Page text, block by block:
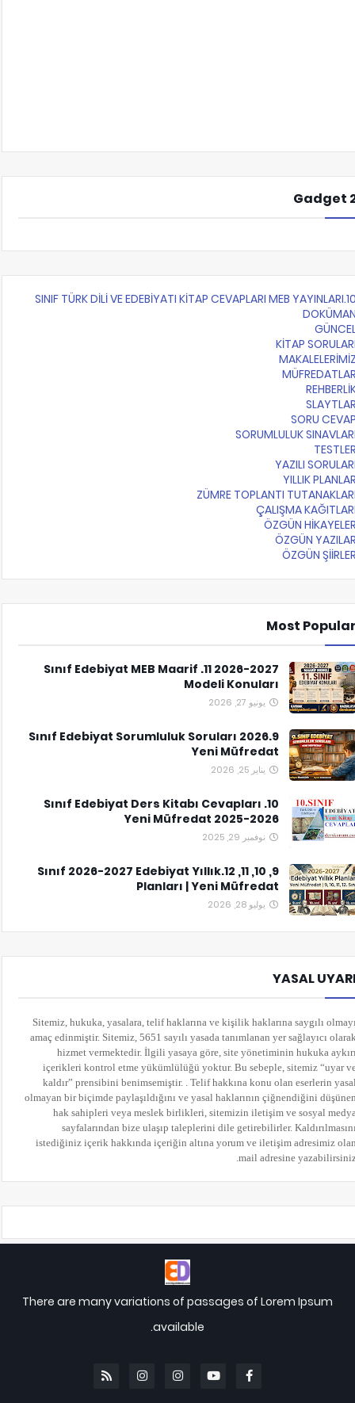
Gadget
10.SINIF TÜRK DİLİ VE EDEBİYATI KİTAP
KİTAP
SORU
SORUMLULUK
YAZILI
YILLIK
ZÜMRE TOPLANTI
ÇALIŞMA
ÖZGÜN
ÖZGÜN
ÖZGÜN
Most
2026-2027 11. Sınıf Edebiyat MEB Maarif
Modeli Konuları
يونيو 27, 2026
9.Sınıf Edebiyat Sorumluluk Soruları 2026
Yeni Müfredat
يناير 25, 2026
10. Sınıf Edebiyat Ders Kitabı Cevapları
Yeni Müfredat 2025-2026
نوفمبر 29, 2025
9, 10, 11, 12.Sınıf 2026-2027 Edebiyat Yıllık
Planları | Yeni Müfredat
يوليو 28, 2026
YASAL
Sitemiz, hukuka, yasalara, telif haklarına ve kişilik haklarına saygılı
amaç edinmiştir. Sitemiz, 5651 sayılı yasada tanımlanan yer sağlayıcı
hizmet vermektedir. İlgili yasaya göre, site yönetiminin hukuka
içerikleri kontrol etme yükümlülüğü yoktur. Bu sebeple, sitemiz “uyar
kaldır” prensibini benimsemiştir. . Telif hakkına konu olan eserlerin
olmayan bir biçimde paylaşıldığını ve yasal haklarının çiğnendiğini
hak sahipleri veya meslek birlikleri, sitemizin iletişim ve sosyal
sayfalarından bize ulaşıp taleplerini dile getirebilirler.
istediğiniz içerik hakkında içeriğin altına yorum ve iletişim adresimiz
mail adresine
There are many variations of passages of Lorem Ipsum
available.